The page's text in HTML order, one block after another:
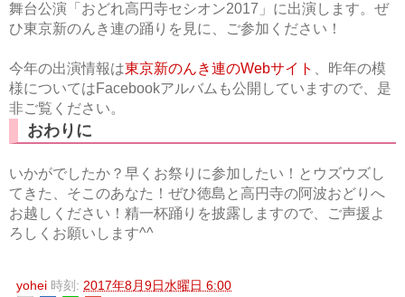
舞台公演「おどれ高円寺セシオン2017」に出演します。ぜ
ひ東京新のんき連の踊りを見に、ご参加ください！
今年の出演情報は東京新のんき連のWebサイト
、昨年の模
様についてはFacebookアルバムも公開していますので、是
非ご覧ください。
おわりに
いかがでしたか？早くお祭りに参加したい！とウズウズし
てきた、そこのあなた！ぜひ徳島と高円寺の阿波おどりへ
お越しください！精一杯踊りを披露しますので、ご声援よ
ろしくお願いします^^
yohei 時刻: 2017年8月9日水曜日 6:00